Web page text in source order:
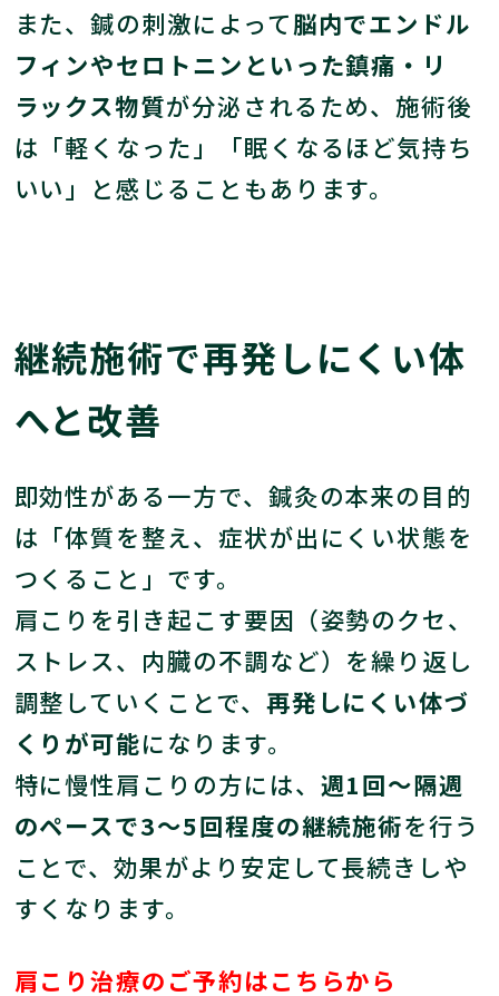
また、鍼の刺激によって脳内でエンドル
フィンやセロトニンといった鎮痛・リ
ラックス物質が分泌されるため、施術後
は「軽くなった」「眠くなるほど気持ち
いい」と感じることもあります。
継続施術で再発しにくい体
へと改善
即効性がある一方で、鍼灸の本来の目的
は「体質を整え、症状が出にくい状態を
つくること」です。
肩こりを引き起こす要因（姿勢のクセ、
ストレス、内臓の不調など）を繰り返し
調整していくことで、 再発しにくい体づ
くりが可能になります。
特に慢性肩こりの方には、 週1回〜隔週
のペースで3〜5回程度の継続施術を行う
ことで、効果がより安定して長続きしや
すくなります。
肩こり治療のご予約はこちらから